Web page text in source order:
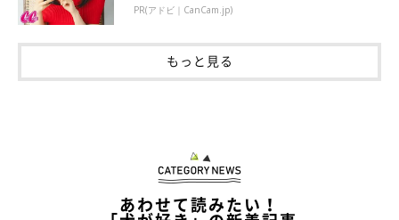
PR(アドビ｜CanCam.jp)
もっと見る
あわせて読みたい！